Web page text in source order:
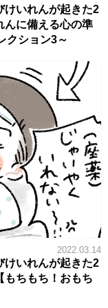
けいれんが起きた2
んに備える心の準
クション3～
2022.03.14
けいれんが起きた2
もちもち！おもち